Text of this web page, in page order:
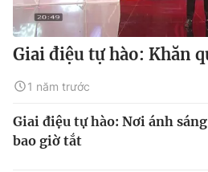
Giai điệu tự hào: Khăn
1 năm trước
Giai điệu tự hào: Nơi ánh
bao giờ tắt